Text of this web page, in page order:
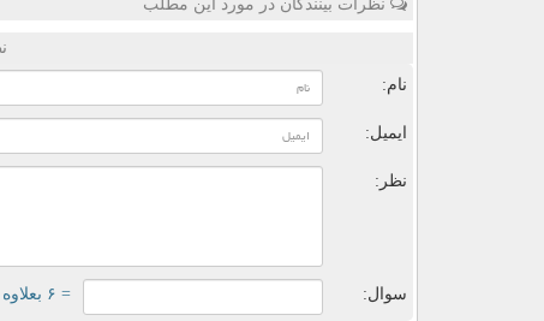
نظرات بینندگان در مورد این مطلب
نام:
ایمیل:
نظر:
سوال: = ۶ بعلاوه ۴